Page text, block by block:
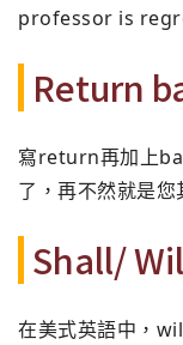
professor is
Return
寫return再加上
了，再不然就是
Shall/
在美式英語中，